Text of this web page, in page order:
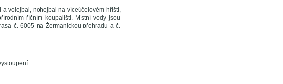
a volejbal, nohejbal na víceúčelovém hřišti,
říčním koupališti. Místní vody jsou
č. 6005 na Žermanickou přehradu a č.